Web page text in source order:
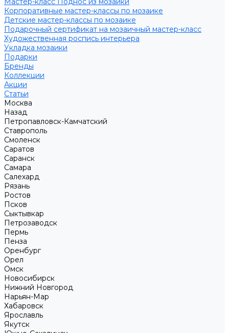
Корпоративные мастер-классы по мозаике
Детские мастер-классы по мозаике
Подарочный сертификат на мозаичный мастер-класс
Художественная роспись интерьера
Укладка мозаики
Подарки
Бренды
Коллекции
Акции
Статьи
Москва
Назад
Петропавловск-Камчатский
Ставрополь
Смоленск
Саратов
Саранск
Самара
Салехард
Рязань
Ростов
Псков
Сыктывкар
Петрозаводск
Пермь
Пенза
Оренбург
Орел
Омск
Новосибирск
Нижний Новгород
Нарьян-Мар
Хабаровск
Ярославль
Якутск